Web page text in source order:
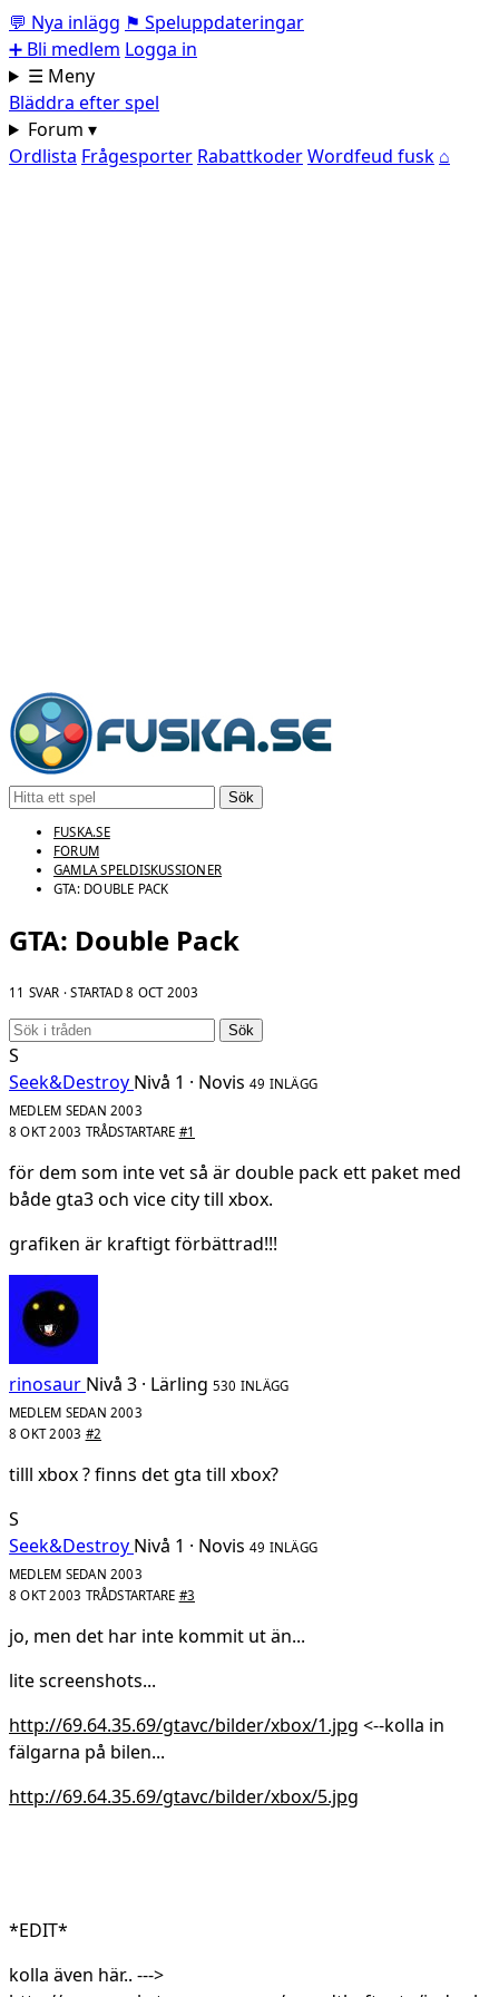
💬 Nya inlägg ⚑ Speluppdateringar
➕ Bli medlem Logga in
☰ Meny
Bläddra efter spel
Forum ▾
Ordlista Frågesporter RabattkoderWordfeud fusk ⌂
Sök
FUSKA.SE
FORUM
GAMLA SPELDISKUSSIONER
GTA: DOUBLE PACK
GTA: Double Pack
11 SVAR · STARTAD8 OCT 2003
Sök
S
Seek&Destroy Nivå 1 · Novis 49 INLÄGG
MEDLEM SEDAN 2003
8 OKT 2003 TRÅDSTARTARE #1
för dem som inte vet så är double pack ett paket med
både gta3 och vice city till xbox.
grafiken är kraftigt förbättrad!!!
rinosaur Nivå 3 · Lärling 530 INLÄGG
MEDLEM SEDAN 2003
8 OKT 2003 #2
tilll xbox ? finns det gta till xbox?
S
Seek&Destroy Nivå 1 · Novis 49 INLÄGG
MEDLEM SEDAN 2003
8 OKT 2003 TRÅDSTARTARE #3
jo, men det har inte kommit ut än...
lite screenshots...
http://69.64.35.69/gtavc/bilder/xbox/1.jpg <--kolla in
fälgarna på bilen...
http://69.64.35.69/gtavc/bilder/xbox/5.jpg
*EDIT*
kolla även här.. --->